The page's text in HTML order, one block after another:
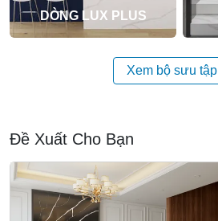
DÒNG LUX PLUS
Xem bộ sưu tập
Đề Xuất Cho Bạn